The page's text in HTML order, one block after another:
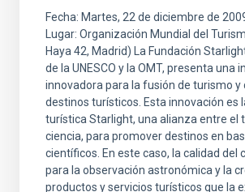
Fecha: Martes, 22 de diciembre de
Lugar: Organización Mundial del
Haya 42, Madrid) La Fundación
de la UNESCO y la OMT, presenta una
innovadora para la fusión de turismo y
destinos turísticos. Esta innovación es
turística Starlight, una alianza entre el
ciencia, para promover destinos en
científicos. En este caso, la calidad del
para la observación astronómica y la
productos y servicios turísticos que la